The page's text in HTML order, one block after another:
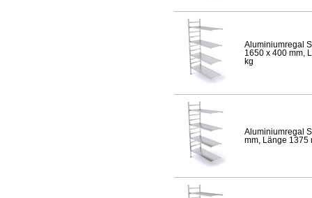
Aluminiumregal
1650 x 400 mm,
kg
Aluminiumregal
mm, Länge 1375